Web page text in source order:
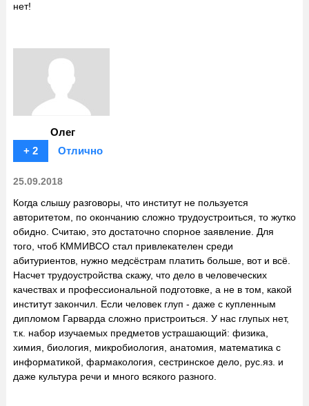
нет!
Олег
+ 2
Отлично
25.09.2018
Когда слышу разговоры, что институт не пользуется
авторитетом, по окончанию сложно трудоустроиться, то жутко
обидно. Считаю, это достаточно спорное заявление. Для
того, чтоб КММИВСО стал привлекателен среди
абитуриентов, нужно медсёстрам платить больше, вот и всё.
Насчет трудоустройства скажу, что дело в человеческих
качествах и профессиональной подготовке, а не в том, какой
институт закончил. Если человек глуп - даже с купленным
дипломом Гарварда сложно пристроиться. У нас глупых нет,
т.к. набор изучаемых предметов устрашающий: физика,
химия, биология, микробиология, анатомия, математика с
информатикой, фармакология, сестринское дело, рус.яз. и
даже культура речи и много всякого разного.